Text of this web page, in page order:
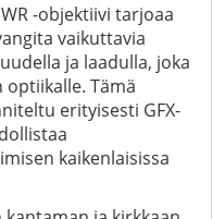
-objektiivi tarjoaa
vaikuttavia
ja laadulla, joka
Tämä
erityisesti GFX-
kaikenlaisissa